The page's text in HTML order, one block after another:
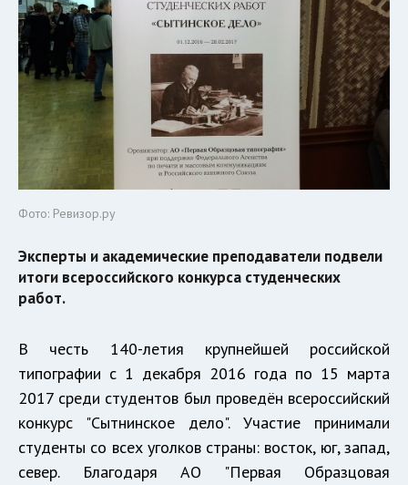
Фото: Ревизор.ру
Эксперты и академические преподаватели подвели
итоги всероссийского конкурса студенческих
работ.
В честь 140-летия крупнейшей российской
типографии с 1 декабря 2016 года по 15 марта
2017 среди студентов был проведён всероссийский
конкурс "Сытнинское дело". Участие принимали
студенты со всех уголков страны: восток, юг, запад,
север. Благодаря АО "Первая Образцовая